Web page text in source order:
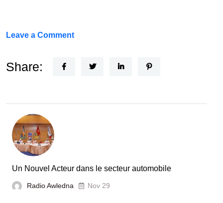
Leave a Commenton
Horizon
la
France
Share:
Un Nouvel Acteur dans le secteur automobile
Radio Awledna Nov 29